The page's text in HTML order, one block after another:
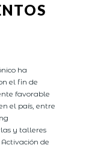
ha
el fin de
favorable
el país, entre
y talleres
de